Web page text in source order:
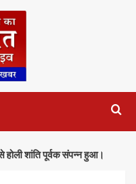
होली शांति पूर्वक संपन्न हुआ।